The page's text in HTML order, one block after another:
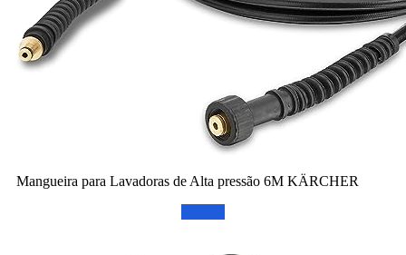
Mangueira para Lavadoras de Alta pressão 6M KÄRCHER